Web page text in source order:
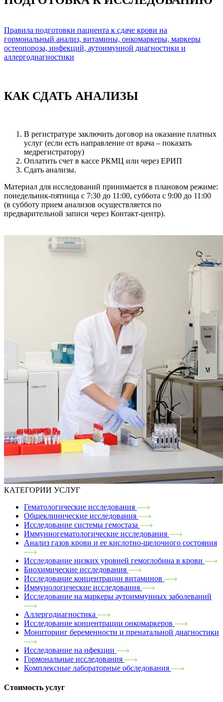
Правила подготовки пациента к сдаче крови на
гормональный анализ, витамины, онкомаркеры, маркеры
остеопороза, инфекций, аутоимунной диагностики и
аллергодиагностики
КАК СДАТЬ АНАЛИЗЫ
В регистратуре заключить договор на оказание платных
услуг (если есть направление от врача – показать
медрегистратору)
Оплатить счет в кассе РКМЦ или через ЕРИП
Сдать анализы.
Материал для исследований принимается в плановом режиме:
понедельник-пятница с 7:30 до 11:00, суббота с 9:00 до 11:00
(в субботу прием анализов осуществляется по
предварительной записи через Контакт-центр).
КАТЕГОРИИ УСЛУГ
Гематологические исследования
Общеклинические исследования
Исследование системы гемостаза
Иммунногематологические исследования
Анализ газов крови и ее кислотно-щелочного состояния
Исследование низких уровней гемоглобина в крови
Биохимические исследования
Исследование концентрации витаминов
Иммунологические исследования
Исследование на маркеры аутоиммунных заболеваний
Аллергодиагностика
Исследование концентрации онкомаркеров
Мониторинг беременности и пренатальной диагностики
Исследование на нфекции
Гормональные исследования
Комплексные лабораторные обследования
Стоимость услуг